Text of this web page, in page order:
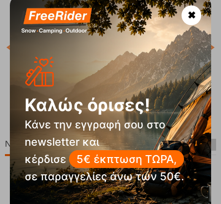
Hero W Glove Pattern Γυναικεία Γάντια Σκι Level
Κωδικός: FRE-19520
Άμεσα
διαθέσιμο 59,95 €
Νέες Παραλαβές
✖
Καλώς όρισες!
Κάνε την εγγραφή σου στο
newsletter και
κέρδισε
5€ έκπτωση ΤΩΡΑ,
σε παραγγελίες άνω των 50€.